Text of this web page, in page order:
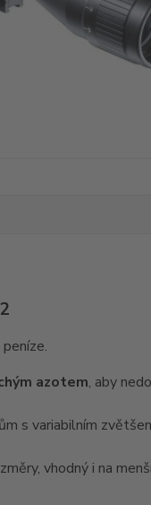
azotem, aby
s variabilním
vhodný i na